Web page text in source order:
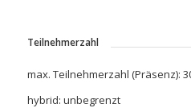
Teilnehmerzahl
max. Teilnehmerzahl (Präsenz):
hybrid: unbegrenzt